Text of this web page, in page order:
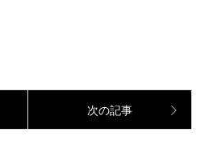
次の記事